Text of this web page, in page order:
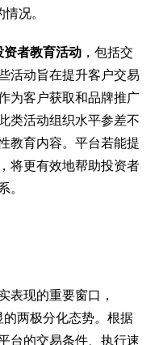
况。
者教育活动 ，包括交
活动旨在提升客户交易
为客户获取和品牌推广
类活动组织水平参差不
教育内容。平台若能提
将更有效地帮助投资者
表现的重要窗口，
两极分化态势。根据
台的交易条件、执行速